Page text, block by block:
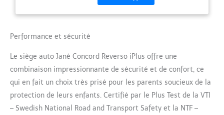
mesurant jusqu’à 105 cm Il
est conforme à la norme iSize
tubulaire moderne en
aluminium léger anodisé
permet d’allier légèreté,
sécurité et design
[REHAUSSEUR INCLUS] Il
comprend un rehausseur
Performance et sécurité
Le siège auto Jané Concord Reverso iPlus offre une
combinaison impressionnante de sécurité et de confort, ce
qui en fait un choix très prisé pour les parents soucieux de la
protection de leurs enfants. Certifié par le Plus Test de la VTI
– Swedish National Road and Transport Safety et la NTF –